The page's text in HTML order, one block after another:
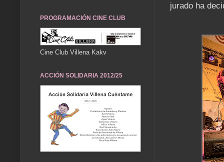
jurado ha
PROGRAMACIÓN CINE CLUB
Cine Club Villena Kakv
ACCIÓN SOLIDARIA 2012/25